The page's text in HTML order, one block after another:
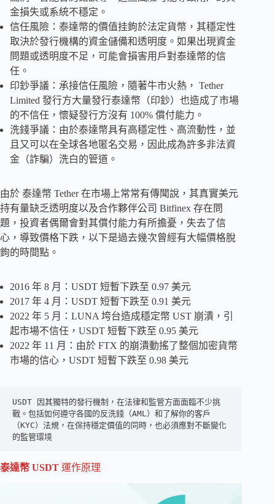
金損失或系統不穩定。
信任風險：泰達幣的價值挂鉤於法定貨幣，其穩定性
取決於發行機構的資金儲備和透明度。如果出現資金
問題或透明度不足，可能會損害用戶對泰達幣的信
任。
印鈔爭議：承接信任風險，隨著牛市火熱， Tether
Limited 發行方大量發行泰達幣（印鈔）也造成了市場
的不信任，懷疑發行方沒有 100% 償付能力。
洗錢爭議：由於泰達幣具有高穩定性、高流動性，並
且又可以在全球各地匿名交易，因此成為許多非法資
金（詐騙）洗白的管道。
由於 泰達幣 Tether 在市場上常常有傳聞說，其真實美元
持有量缺乏透明度以及合作夥伴公司 Bitfinex 存在問
題，投資者偶爾會對其償付能力有所擔憂，失去了信
心，導致價格下跌，以下是過去幾次曾經有大幅價格脫
鉤的時間點。
2016 年 8 月：USDT 短暫下跌至 0.97 美元
2017 年 4 月：USDT 短暫下跌至 0.91 美元
2022 年 5 月：LUNA 垮台造成穩定幣 UST 崩潰，引
起市場不信任，USDT 短暫下跌至 0.95 美元
2022 年 11 月：由於 FTX 的崩潰動搖了整個加密貨幣
市場的信心，USDT 短暫下跌至 0.98 美元
USDT 因其獨特的發行機制，在法律和監管方面面臨不少挑
戰。包括如何遵守各國的反洗錢（AML）和了解你的客戶
（KYC）法規，在保持穩定價值的同時，也必須應對不斷變化
的監管環境
泰達幣 USDT 運作原理